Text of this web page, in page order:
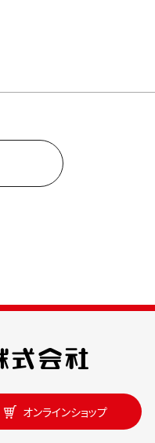
オンラインショップ